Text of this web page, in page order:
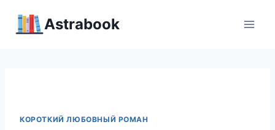
Аstrabook
КОРОТКИЙ ЛЮБОВНЫЙ РОМАН